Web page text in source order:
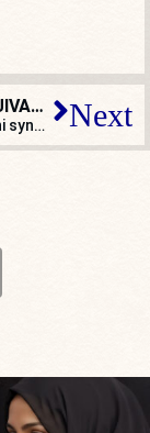
ARTICLE SUIVANT
Ni patronat, ni syndicats, mais de l’efficacité consensuelle ! Next